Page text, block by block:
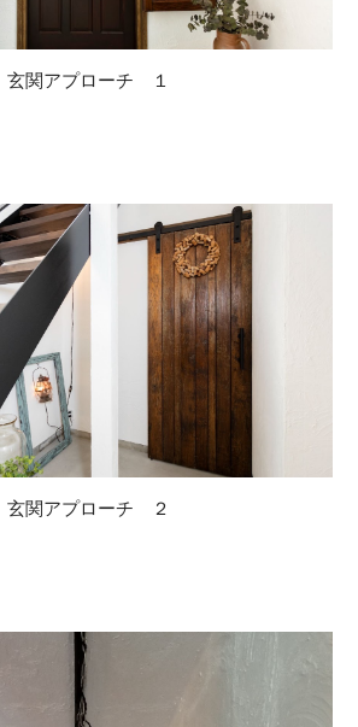
玄関アプローチ １
玄関アプローチ ２